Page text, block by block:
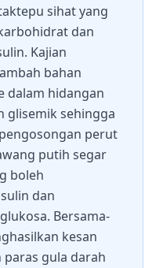
sihat yang
dan
Kajian
bahan
dalam hidangan
glisemik sehingga
perut
putih segar
boleh
dan
Bersama-
kesan
gula darah